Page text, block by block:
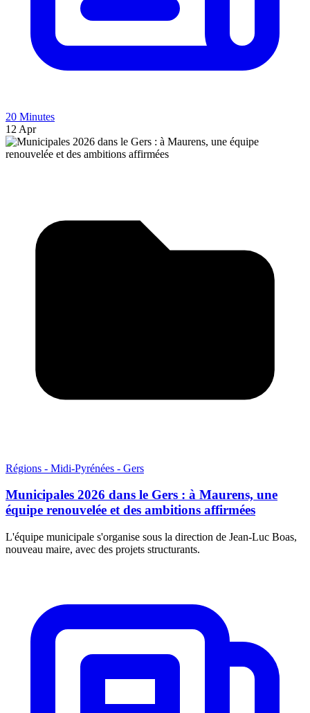
20 Minutes
12 Apr
Régions - Midi-Pyrénées - Gers
Municipales 2026 dans le Gers : à Maurens, une
équipe renouvelée et des ambitions affirmées
L'équipe municipale s'organise sous la direction de Jean-Luc Boas,
nouveau maire, avec des projets structurants.